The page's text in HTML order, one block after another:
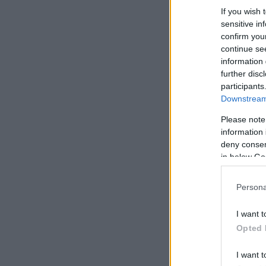
If you wish
sensitive
confirm
continue
information
further
Please
information
deny
in below
I want
Opted
I want